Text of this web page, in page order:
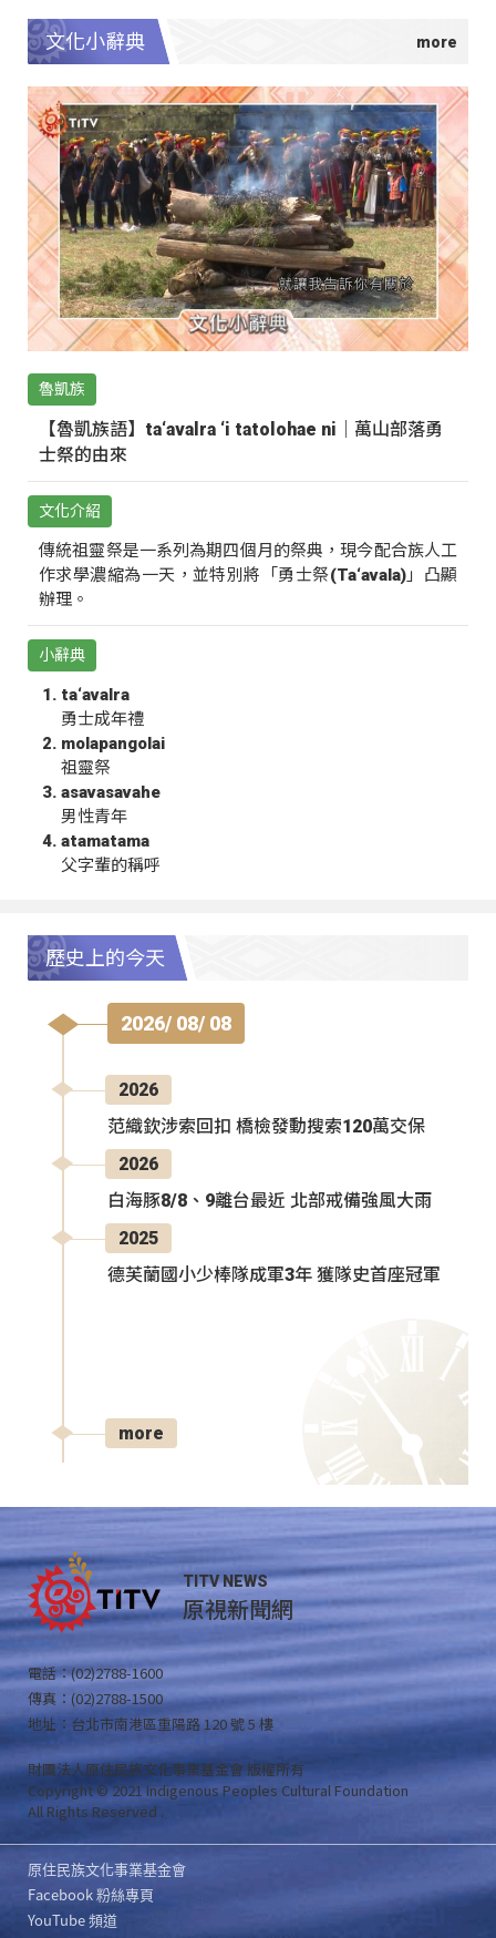
文化小辭典
魯凱族
【魯凱族語】ta‘avalra ‘i tatolohae ni｜萬山部落勇
士祭的由來
文化介紹
傳統祖靈祭是一系列為期四個月的祭典，現今配合族人工
作求學濃縮為一天，並特別將「勇士祭(Ta‘avala)」凸顯
辦理。
小辭典
ta‘avalra
勇士成年禮
molapangolai
祖靈祭
asavasavahe
男性青年
atamatama
父字輩的稱呼
歷史上的今天
2026/ 08/ 08
2026
范織欽涉索回扣 橋檢發動搜索120萬交保
2026
白海豚8/8、9離台最近 北部戒備強風大雨
2025
德芙蘭國小少棒隊成軍3年 獲隊史首座冠軍
more
TITV NEWS
原視新聞網
電話：(02)2788-1600
傳真：(02)2788-1500
地址：台北市南港區重陽路 120 號 5 樓
財團法人原住民族文化事業基金會 版權所有
Copyright © 2021 Indigenous Peoples Cultural Foundation
All Rights Reserved .
原住民族文化事業基金會
Facebook 粉絲專頁
YouTube 頻道